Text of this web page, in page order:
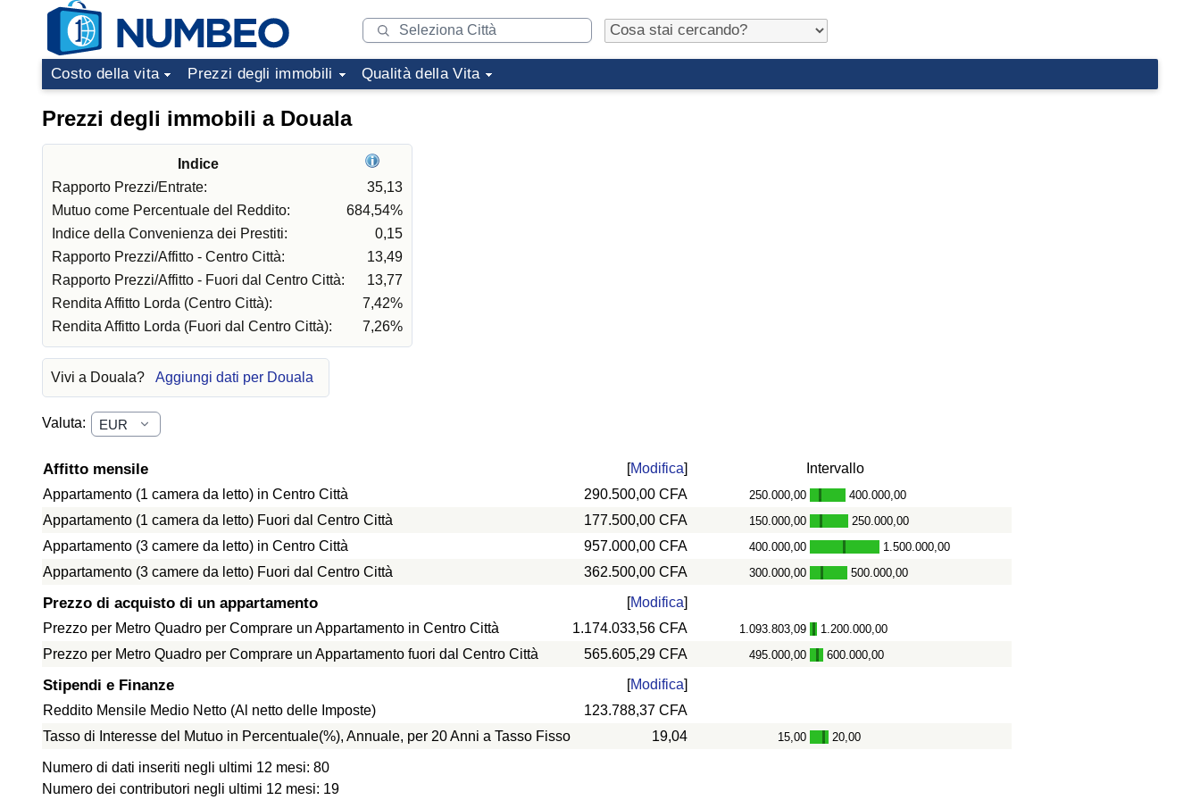
Costo della vita Prezzi degli immobili Qualità della Vita
Prezzi degli immobili a Douala
Indice
Rapporto Prezzi/Entrate:
35,13
Mutuo come Percentuale del Reddito:
684,54%
Indice della Convenienza dei Prestiti:
0,15
Rapporto Prezzi/Affitto - Centro Città:
13,49
Rapporto Prezzi/Affitto - Fuori dal Centro Città:
13,77
Rendita Affitto Lorda (Centro Città):
7,42%
Rendita Affitto Lorda (Fuori dal Centro Città):
7,26%
Vivi a Douala? Aggiungi dati per Douala
Valuta:
Affitto mensile [Modifica]
Intervallo
Appartamento (1 camera da letto) in Centro Città
290.500,00 CFA 250.000,00 - 400.000,00
Appartamento (1 camera da letto) Fuori dal Centro Città 177.500,00 CFA 150.000,00 - 250.000,00
Appartamento (3 camere da letto) in Centro Città 957.000,00 CFA 400.000,00 - 1.500.000,00
Appartamento (3 camere da letto) Fuori dal Centro Città 362.500,00 CFA 300.000,00 - 500.000,00
Prezzo di acquisto di un appartamento [Modifica]
Prezzo per Metro Quadro per Comprare un Appartamento in Centro Città
1.174.033,56 CFA 1.093.803,09 - 1.200.000,00
Prezzo per Metro Quadro per Comprare un Appartamento fuori dal Centro Città 565.605,29 CFA 495.000,00 - 600.000,00
Stipendi e Finanze [Modifica]
Reddito Mensile Medio Netto (Al netto delle Imposte)
123.788,37 CFA
Tasso di Interesse del Mutuo in Percentuale(%), Annuale, per 20 Anni a Tasso Fisso
19,04 15,00 - 20,00
Numero di dati inseriti negli ultimi 12 mesi: 80
Numero dei contributori negli ultimi 12 mesi: 19